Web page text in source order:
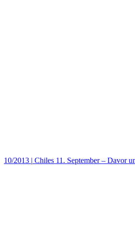
10/2013 | Chiles 11. September – Davor